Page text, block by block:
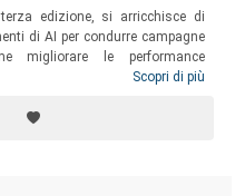
edizione, si arricchisce di
di AI per condurre campagne
migliorare le performance
linguistica, su come
unico e pragmatico per
dei punti di forza di ciascun
Scopri di più